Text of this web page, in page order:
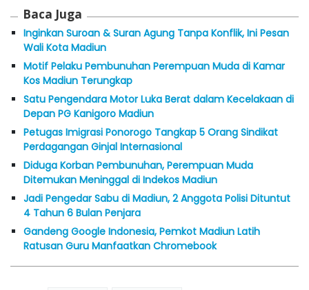
Baca Juga
Inginkan Suroan & Suran Agung Tanpa Konflik, Ini Pesan
Wali Kota Madiun
Motif Pelaku Pembunuhan Perempuan Muda di Kamar
Kos Madiun Terungkap
Satu Pengendara Motor Luka Berat dalam Kecelakaan di
Depan PG Kanigoro Madiun
Petugas Imigrasi Ponorogo Tangkap 5 Orang Sindikat
Perdagangan Ginjal Internasional
Diduga Korban Pembunuhan, Perempuan Muda
Ditemukan Meninggal di Indekos Madiun
Jadi Pengedar Sabu di Madiun, 2 Anggota Polisi Dituntut
4 Tahun 6 Bulan Penjara
Gandeng Google Indonesia, Pemkot Madiun Latih
Ratusan Guru Manfaatkan Chromebook